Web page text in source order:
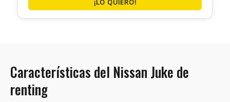
¡LO QUIERO!
Características del Nissan Juke de
renting